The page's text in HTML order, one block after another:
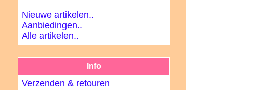
Nieuwe artikelen..
Aanbiedingen..
Alle artikelen..
Info
Verzenden & retouren